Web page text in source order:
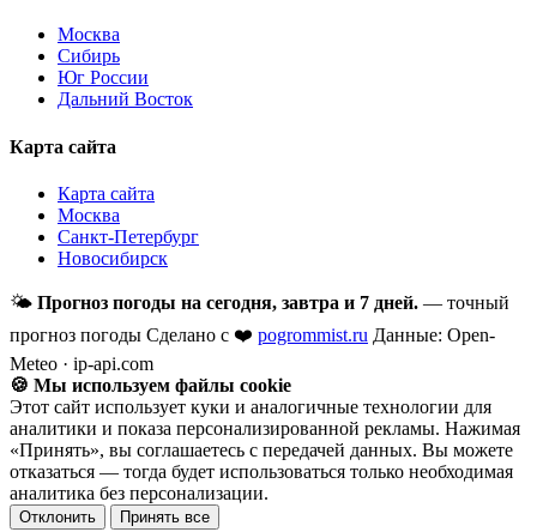
Москва
Сибирь
Юг России
Дальний Восток
Карта сайта
Карта сайта
Москва
Санкт-Петербург
Новосибирск
🌤 Прогноз погоды на сегодня, завтра и 7 дней. — точный
прогноз погоды Сделано с ❤️ pogrommist.ru Данные: Open-
Meteo · ip-api.com
🍪 Мы используем файлы cookie
Этот сайт использует куки и аналогичные технологии для
аналитики и показа персонализированной рекламы. Нажимая
«Принять», вы соглашаетесь с передачей данных. Вы можете
отказаться — тогда будет использоваться только необходимая
аналитика без персонализации.
Отклонить Принять все